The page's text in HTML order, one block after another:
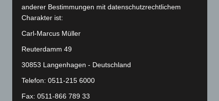
Juli 2025(90)
Juni 2025(103)
Mai 2025(112)
anderer Bestimmungen mit datenschutzrechtlichem
Charakter ist:
Carl-Marcus Müller
Reuterdamm 49
30853 Langenhagen - Deutschland
Telefon: 0511-215 6000
Fax: 0511-866 789 33